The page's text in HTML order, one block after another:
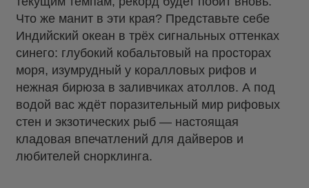
Что же манит в эти края? Представьте себе
Индийский океан в трёх сигнальных оттенках
синего: глубокий кобальтовый на просторах
моря, изумрудный у коралловых рифов и
нежная бирюза в заливчиках атоллов. А под
водой вас ждёт поразительный мир рифовых
стен и экзотических рыб — настоящая
кладовая впечатлений для дайверов и
любителей снорклинга.